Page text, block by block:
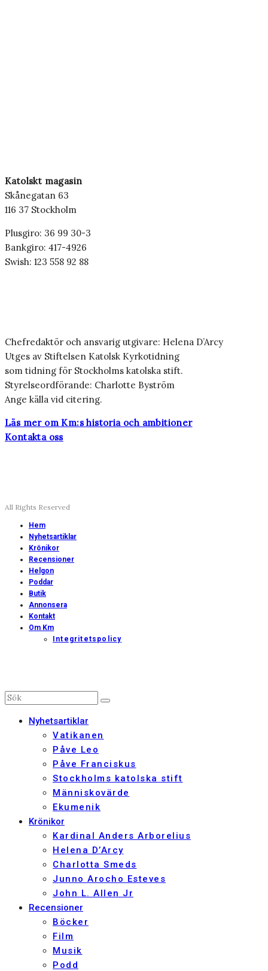
Katolskt magasin
Skånegatan 63
116 37 Stockholm
Plusgiro: 36 99 30-3
Bankgiro: 417-4926
Swish: 123 558 92 88
Chefredaktör och ansvarig utgivare: Helena D’Arcy
Utges av Stiftelsen Katolsk Kyrkotidning
som tidning för Stockholms katolska stift.
Styrelseordförande: Charlotte Byström
Ange källa vid citering.
Läs mer om Km:s historia och ambitioner
Kontakta oss
All Rights Reserved
Hem
Nyhetsartiklar
Krönikor
Recensioner
Helgon
Poddar
Butik
Annonsera
Kontakt
Om Km
Integritetspolicy
Nyhetsartiklar
Vatikanen
Påve Leo
Påve Franciskus
Stockholms katolska stift
Människovärde
Ekumenik
Krönikor
Kardinal Anders Arborelius
Helena D’Arcy
Charlotta Smeds
Junno Arocho Esteves
John L. Allen Jr
Recensioner
Böcker
Film
Musik
Podd